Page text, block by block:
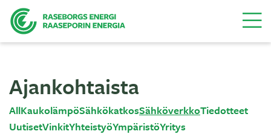
Ajankohtaista
AllKaukolämpöSähkökatkosSähköverkkoTiedotteet
UutisetVinkitYhteistyöYmpäristöYritys